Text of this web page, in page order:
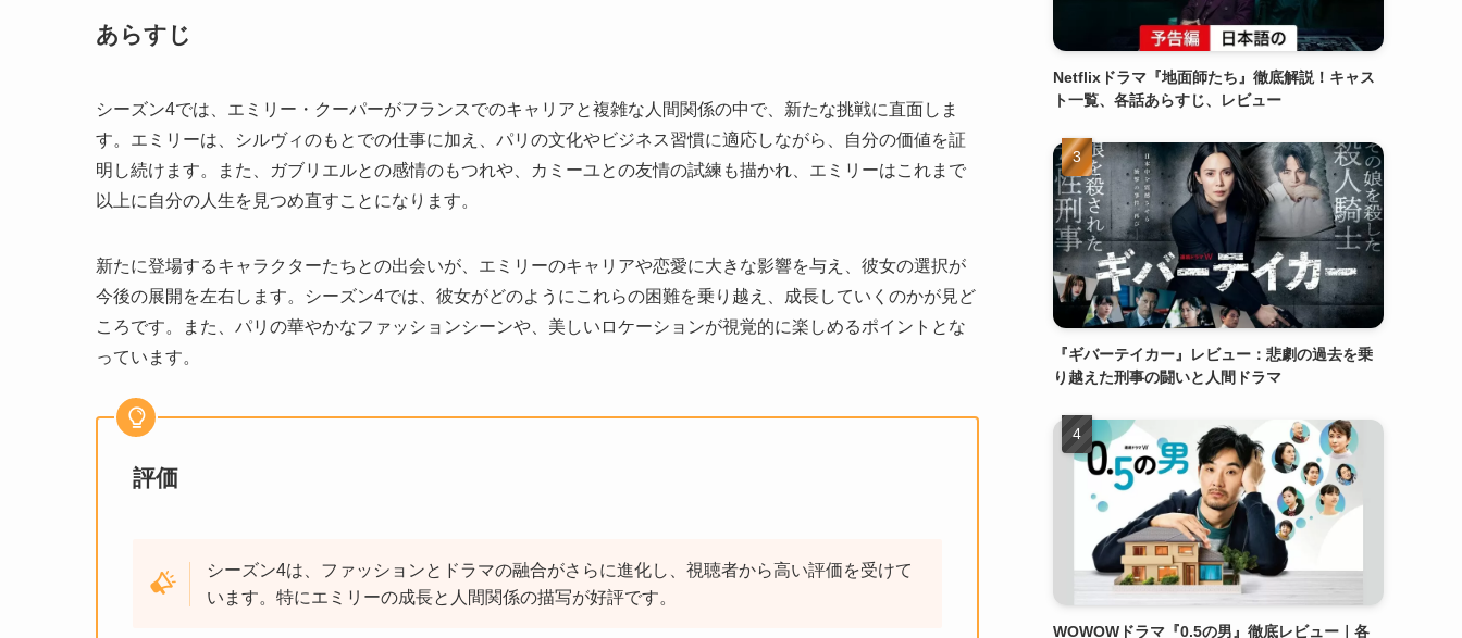
あらすじ
シーズン4では、エミリー・クーパーがフランスでのキャリアと複雑な人間関係の中で、新たな挑戦に直面しま
す。エミリーは、シルヴィのもとでの仕事に加え、パリの文化やビジネス習慣に適応しながら、自分の価値を証
明し続けます。また、ガブリエルとの感情のもつれや、カミーユとの友情の試練も描かれ、エミリーはこれまで
以上に自分の人生を見つめ直すことになります。
新たに登場するキャラクターたちとの出会いが、エミリーのキャリアや恋愛に大きな影響を与え、彼女の選択が
今後の展開を左右します。シーズン4では、彼女がどのようにこれらの困難を乗り越え、成長していくのかが見ど
ころです。また、パリの華やかなファッションシーンや、美しいロケーションが視覚的に楽しめるポイントとな
っています。
評価
シーズン4は、ファッションとドラマの融合がさらに進化し、視聴者から高い評価を受けて
います。特にエミリーの成長と人間関係の描写が好評です。
Netflixドラマ『地面師たち』徹底解説！キャス
ト一覧、各話あらすじ、レビュー
『ギバーテイカー』レビュー：悲劇の過去を乗
り越えた刑事の闘いと人間ドラマ
WOWOWドラマ『0.5の男』徹底レビュー｜各